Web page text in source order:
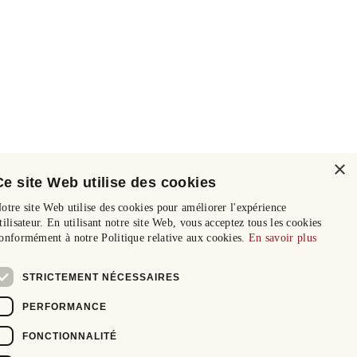
×
site Web utilise des cookies
site Web utilise des cookies pour améliorer l'expérience
En utilisant notre site Web, vous acceptez tous les cookies
à notre Politique relative aux cookies. En savoir plus
STRICTEMENT NÉCESSAIRES
PERFORMANCE
FONCTIONNALITÉ